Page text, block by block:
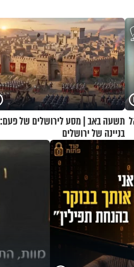
תשעה באב | מסע לירושלים של פעם:
בניינה של ירושלים